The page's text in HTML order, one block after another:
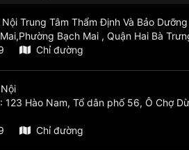
Trung Tâm Thẩm Định Và Bảo Dưỡng
Bạch Mai , Quận Hai Bà
Chỉ đường
123 Hào Nam, Tổ dân phố 56, Ô Chợ
Chỉ đường